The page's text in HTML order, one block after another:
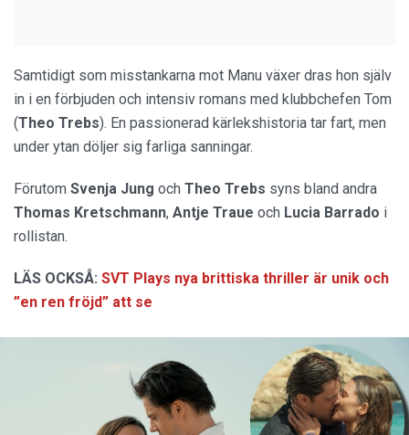
Samtidigt som misstankarna mot Manu växer dras hon själv
in i en förbjuden och intensiv romans med klubbchefen Tom
(Theo Trebs). En passionerad kärlekshistoria tar fart, men
under ytan döljer sig farliga sanningar.
Förutom Svenja Jung och Theo Trebs syns bland andra
Thomas Kretschmann, Antje Traue och Lucia Barrado i
rollistan.
LÄS OCKSÅ: SVT Plays nya brittiska thriller är unik och
”en ren fröjd” att se